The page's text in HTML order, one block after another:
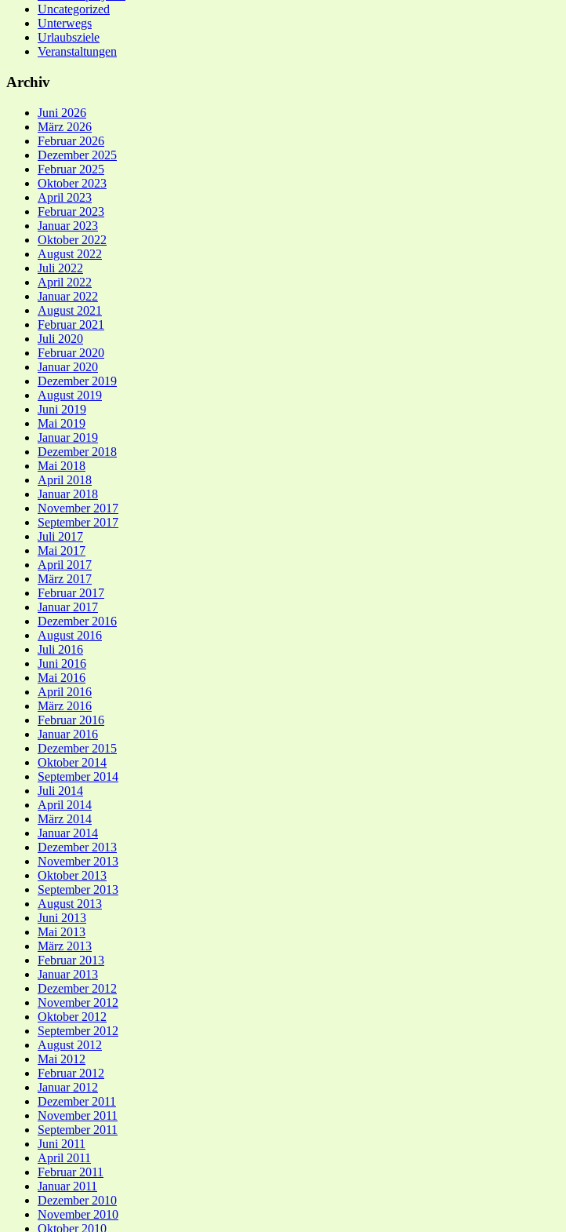
Uncategorized
Unterwegs
Urlaubsziele
Veranstaltungen
Archiv
Juni 2026
März 2026
Februar 2026
Dezember 2025
Februar 2025
Oktober 2023
April 2023
Februar 2023
Januar 2023
Oktober 2022
August 2022
Juli 2022
April 2022
Januar 2022
August 2021
Februar 2021
Juli 2020
Februar 2020
Januar 2020
Dezember 2019
August 2019
Juni 2019
Mai 2019
Januar 2019
Dezember 2018
Mai 2018
April 2018
Januar 2018
November 2017
September 2017
Juli 2017
Mai 2017
April 2017
März 2017
Februar 2017
Januar 2017
Dezember 2016
August 2016
Juli 2016
Juni 2016
Mai 2016
April 2016
März 2016
Februar 2016
Januar 2016
Dezember 2015
Oktober 2014
September 2014
Juli 2014
April 2014
März 2014
Januar 2014
Dezember 2013
November 2013
Oktober 2013
September 2013
August 2013
Juni 2013
Mai 2013
März 2013
Februar 2013
Januar 2013
Dezember 2012
November 2012
Oktober 2012
September 2012
August 2012
Mai 2012
Februar 2012
Januar 2012
Dezember 2011
November 2011
September 2011
Juni 2011
April 2011
Februar 2011
Januar 2011
Dezember 2010
November 2010
Oktober 2010